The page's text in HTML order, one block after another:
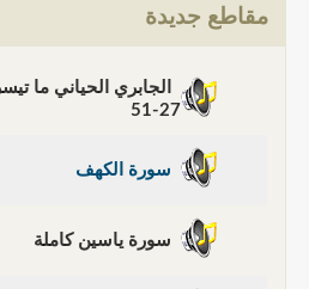
مقاطع جديدة
الجابري الحياني ما
27-51
سورة الكهف
سورة ياسين كاملة